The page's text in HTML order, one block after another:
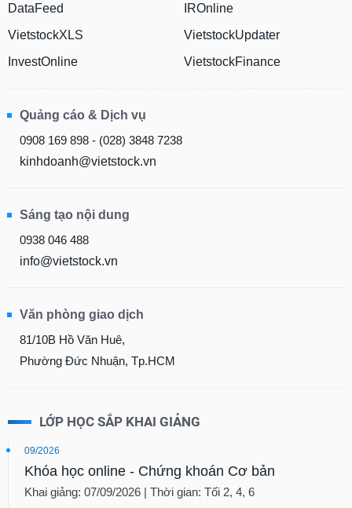
DataFeed
VietstockXLS
InvestOnline
IROnline
VietstockUpdater
VietstockFinance
Quảng cáo & Dịch vụ
0908 169 898 - (028) 3848 7238
kinhdoanh@vietstock.vn
Sáng tạo nội dung
0938 046 488
info@vietstock.vn
Văn phòng giao dịch
81/10B Hồ Văn Huê,
Phường Đức Nhuận, Tp.HCM
LỚP HỌC SẮP KHAI GIẢNG
09/2026
Khóa học online - Chứng khoán Cơ bản
Khai giảng: 07/09/2026 | Thời gian: Tối 2, 4, 6
Bài
của
giả
cáo
phân
Thuật
ngữ
(-)
Dịch
(-)
Sách